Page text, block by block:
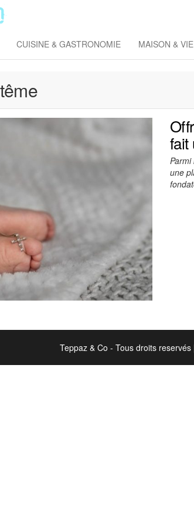
& Co
CUISINE & GASTRONOMIE MAISON &
fait
Parmi
une
Teppaz & Co - Tous droits reservés